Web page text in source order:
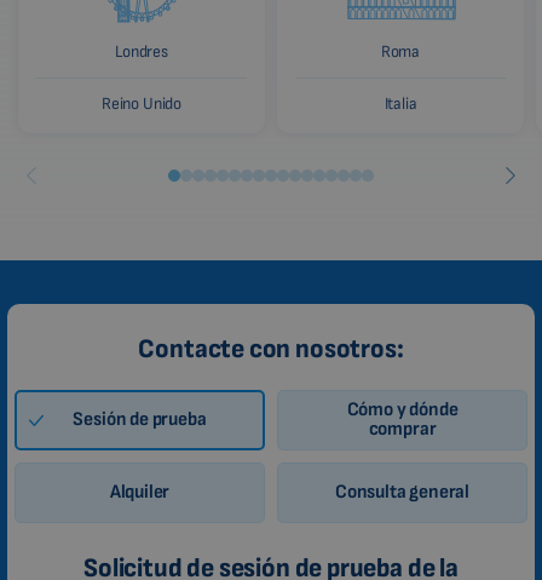
Londres
Reino Unido
Roma
Italia
Contacte con nosotros:
Sesión de prueba
Cómo y dónde
comprar
Alquiler Consulta general
Solicitud de sesión de prueba de la